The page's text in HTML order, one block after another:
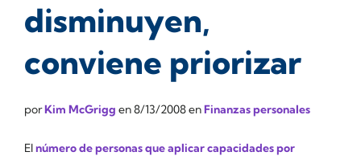
disminuyen,
conviene priorizar
porKim McGrigg en8/13/2008enFinanzas personales
Elnúmero de personas que aplicar capacidades por